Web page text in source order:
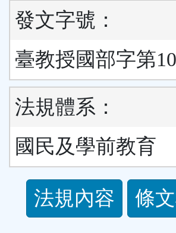
發文字號：
臺教授國部字第
法規體系：
國民及學前教育
規
法規內容 條